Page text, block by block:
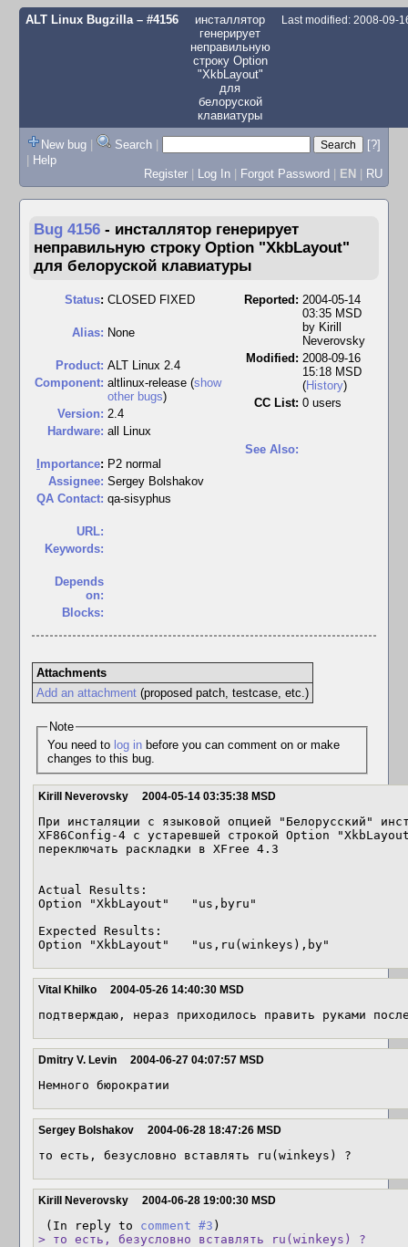
ALT Linux Bugzilla– #4156
инсталлятор
генерирует
неправильную
строку Option
"XkbLayout"
для
белоруской
клавиатуры
Last modified: 2008-09-
New bug | Search |
[?]
| Help
Register | Log In | Forgot Password | EN | RU
Bug 4156 - инсталлятор генерирует
неправильную строку Option "XkbLayout"
для белоруской клавиатуры
Status: CLOSED FIXED
Alias: None
Product: ALT Linux 2.4
Component: altlinux-release (show
other bugs)
Version: 2.4
Hardware: all Linux
mportance: P2 normal
Assignee: Sergey Bolshakov
QA Contact: qa-sisyphus
URL:
Keywords:
Depends
on:
Blocks:
Reported: 2004-05-14
03:35 MSD
by Kirill
Neverovsky
Modified: 2008-09-16
15:18 MSD
(History)
CC List: 0 users
See Also:
Attachments
Add an attachment(proposed patch, testcase, etc.)
Note
You need to log inbefore you can comment on or make
changes to this bug.
Kirill Neverovsky 2004-05-14 03:35:38 MSD
При инсталяции с языковой опцией "Белорусский"
XF86Config-4 с устаревшей строкой Option
переключать раскладки в XFree 4.3
Actual Results:
Option "XkbLayout"   "us,byru"
Expected Results:
Option "XkbLayout"   "us,ru(winkeys),by"
Vital Khilko 2004-05-26 14:40:30 MSD
подтверждаю, нераз приходилось править руками
Dmitry V. Levin 2004-06-27 04:07:57 MSD
Немного бюрократии
Sergey Bolshakov 2004-06-28 18:47:26 MSD
то есть, безусловно вставлять ru(winkeys) ?
Kirill Neverovsky 2004-06-28 19:00:30 MSD
(In reply to comment #3
> то есть, безусловно вставлять ru(winkeys) ?